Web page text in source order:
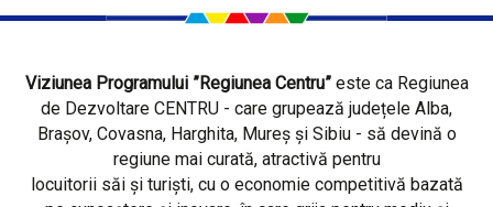
Viziunea Programului ”Regiunea Centru”este ca Regiunea
de Dezvoltare CENTRU - care grupează județele Alba,
Brașov, Covasna, Harghita, Mureș și Sibiu - să devină o
regiune mai curată, atractivă pentru
locuitorii săi și turiști, cu o economie competitivă bazată